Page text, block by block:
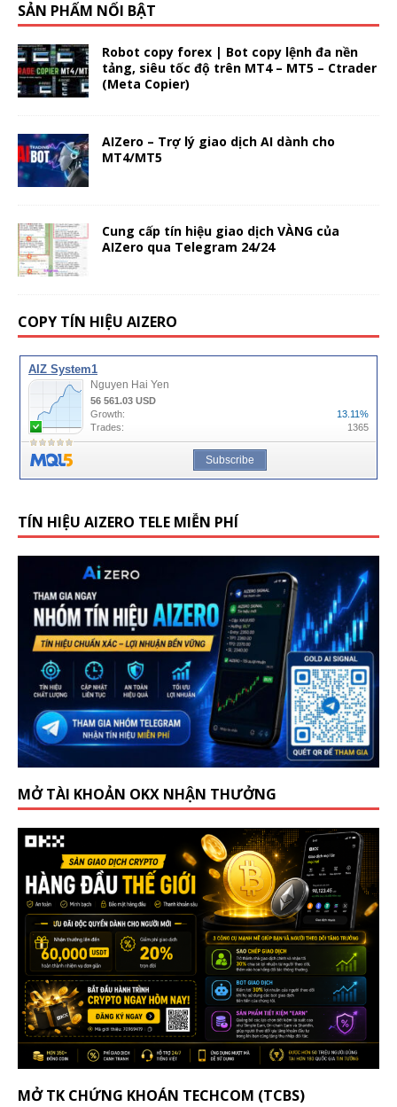
SẢN PHẨM NỔI BẬT
Robot copy forex | Bot copy lệnh đa nền
tảng, siêu tốc độ trên MT4 – MT5 – Ctrader
(Meta Copier)
AIZero – Trợ lý giao dịch AI dành cho
MT4/MT5
Cung cấp tín hiệu giao dịch VÀNG của
AIZero qua Telegram 24/24
COPY TÍN HIỆU AIZERO
TÍN HIỆU AIZERO TELE MIỄN PHÍ
MỞ TÀI KHOẢN OKX NHẬN THƯỞNG
MỞ TK CHỨNG KHOÁN TECHCOM (TCBS)